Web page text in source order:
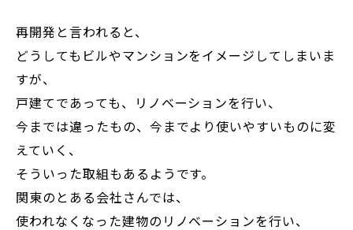
再開発と言われると、
どうしてもビルやマンションをイメージしてしまいま
すが、
戸建てであっても、リノベーションを行い、
今までは違ったもの、今までより使いやすいものに変
えていく、
そういった取組もあるようです。
関東のとある会社さんでは、
使われなくなった建物のリノベーションを行い、